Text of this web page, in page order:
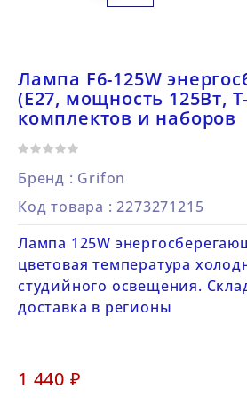
Лампа F6-125W
(E27, мощность 125Вт,
комплектов и наборов
Бренд : Grifon
Код товара : 2273271215
Лампа 125W
цветовая температура
студийного освещения.
доставка в регионы
1 440 ₽